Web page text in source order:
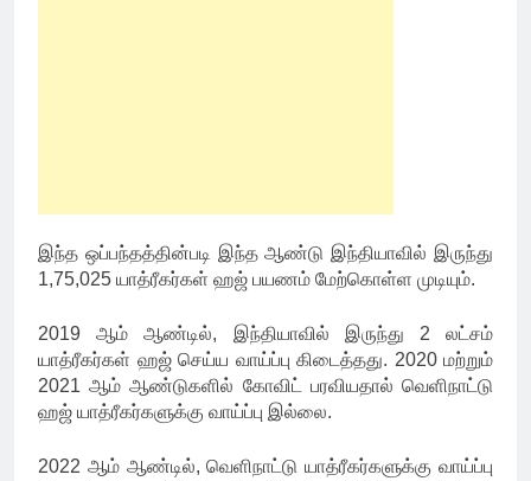
இந்த ஒப்பந்தத்தின்படி இந்த ஆண்டு இந்தியாவில் இருந்து
1,75,025 யாத்ரீகர்கள் ஹஜ் பயணம் மேற்கொள்ள முடியும்.
2019 ஆம் ஆண்டில், இந்தியாவில் இருந்து 2 லட்சம்
யாத்ரீகர்கள் ஹஜ் செய்ய வாய்ப்பு கிடைத்தது. 2020 மற்றும்
2021 ஆம் ஆண்டுகளில் கோவிட் பரவியதால் வெளிநாட்டு
ஹஜ் யாத்ரீகர்களுக்கு வாய்ப்பு இல்லை.
2022 ஆம் ஆண்டில், வெளிநாட்டு யாத்ரீகர்களுக்கு வாய்ப்பு